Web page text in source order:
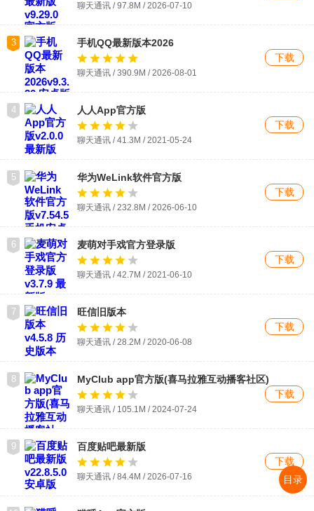
聊天通讯 / 97.8M / 2026-07-10
3 手机QQ最新版本2026
聊天通讯 / 390.9M / 2026-08-01
下载
4 人人App官方版
聊天通讯 / 41.3M / 2021-05-24
下载
5 华为WeLink软件官方版
聊天通讯 / 232.8M / 2026-06-10
下载
6 麦萌对手戏官方登录版
聊天通讯 / 42.7M / 2021-06-10
下载
7 旺信旧版本
聊天通讯 / 28.2M / 2020-06-08
下载
8 MyClub app官方版(喜马拉雅互动播客社区)
聊天通讯 / 105.1M / 2024-07-24
下载
9 百度贴吧最新版
聊天通讯 / 84.4M / 2026-07-16
下载
目录